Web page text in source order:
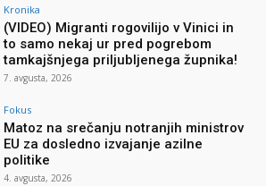
Kronika
(VIDEO) Migranti rogovilijo v Vinici in
to samo nekaj ur pred pogrebom
tamkajšnjega priljubljenega župnika!
7. avgusta, 2026
Fokus
Matoz na srečanju notranjih ministrov
EU za dosledno izvajanje azilne
politike
4. avgusta, 2026